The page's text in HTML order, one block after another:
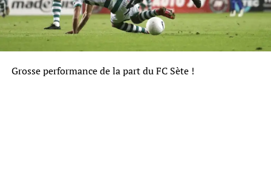
Grosse performance de la part du FC Sète !